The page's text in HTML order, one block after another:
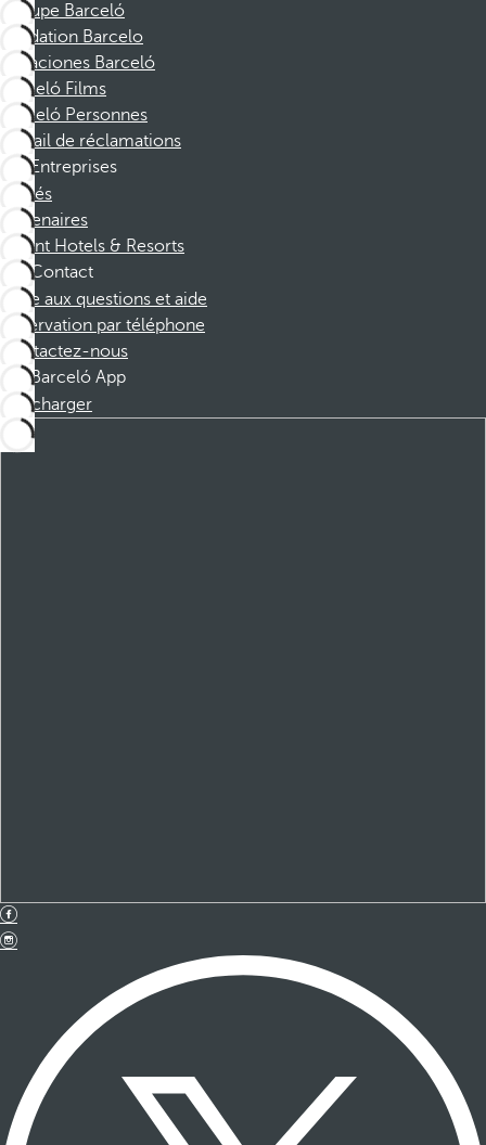
Groupe Barceló
Fondation Barcelo
Vacaciones Barceló
Barceló Films
Barceló Personnes
Portail de réclamations
Entreprises
Affiliés
Partenaires
Dorint Hotels & Resorts
Contact
Foire aux questions et aide
Réservation par téléphone
Contactez-nous
Barceló App
Télécharger